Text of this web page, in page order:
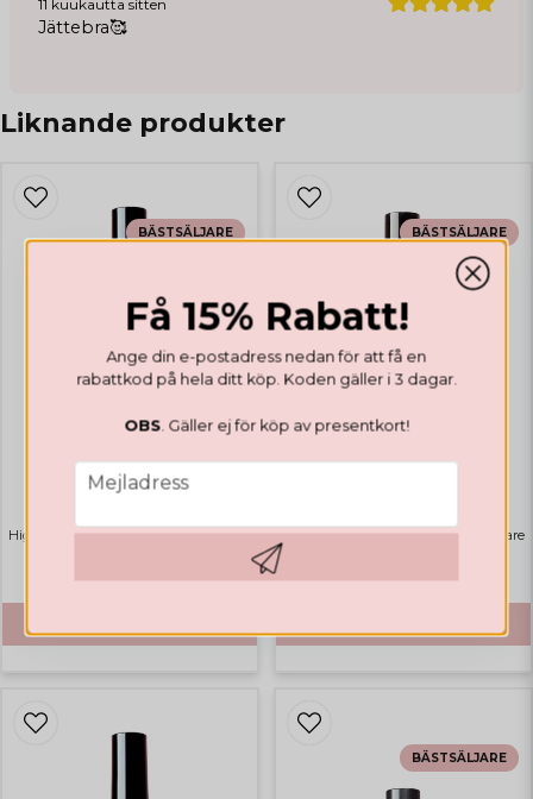
11 kuukautta sitten
Jättebra🥰
Fantastisk produkt
1 vuosi sitten
Madelene
2 vuotta sitten
Förlänger hållbarheten på naglarna
Liknande produkter
TOP & BASE COAT
Crystal Top Coat
Highlights Bästsäljare
BÄSTSÄLJARE
TOP & BASE COAT
Highlights Bästsäljare
BÄSTSÄLJARE
BÄSTSÄLJARE
Få 15% Rabatt!
Ange din e-postadress nedan för att få en
rabattkod på hela ditt köp. Koden gäller i 3 dagar.
OBS. Gäller ej för köp av presentkort!
email
Mejladress